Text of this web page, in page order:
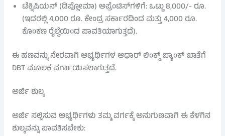
ಟೆಕ್ನಿಷಿಯನ್ (ಡಿಪ್ಲೋಮಾ) ಅಪ್ರೆಂಟಿಸ್‌ಗಳಿಗೆ: ಒಟ್ಟು 8,000/- ರೂ.
(ಇದರಲ್ಲಿ 4,000 ರೂ. ಕೇಂದ್ರ ಸರ್ಕಾರದಿಂದ ಮತ್ತು 4,000 ರೂ.
ಕೊಂಕಣ ರೈಲ್ವೆಯಿಂದ ಪಾವತಿಯಾಗುತ್ತದೆ).
ಈ ಹಣವನ್ನು ನೇರವಾಗಿ ಅಭ್ಯರ್ಥಿಗಳ ಆಧಾರ್ ಲಿಂಕ್ಡ್ ಬ್ಯಾಂಕ್ ಖಾತೆಗೆ
DBT ಮೂಲಕ ವರ್ಗಾಯಿಸಲಾಗುತ್ತದೆ.
ಅರ್ಜಿ ಶುಲ್ಕ
ಅರ್ಜಿ ಸಲ್ಲಿಸುವ ಅಭ್ಯರ್ಥಿಗಳು ತಮ್ಮ ವರ್ಗಕ್ಕೆ ಅನುಗುಣವಾಗಿ ಈ ಕೆಳಗಿನ
ಶುಲ್ಕವನ್ನು ಪಾವತಿಸಬೇಕು: